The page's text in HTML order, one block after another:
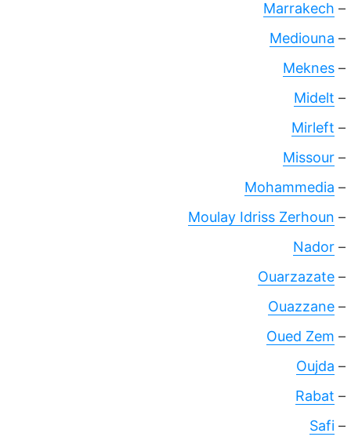
–
Marrakech
–
Mediouna
–
Meknes
–
Midelt
–
Mirleft
–
Missour
–
Mohammedia
–
Moulay Idriss Zerhoun
–
Nador
–
Ouarzazate
–
Ouazzane
–
Oued Zem
–
Oujda
–
Rabat
–
Safi